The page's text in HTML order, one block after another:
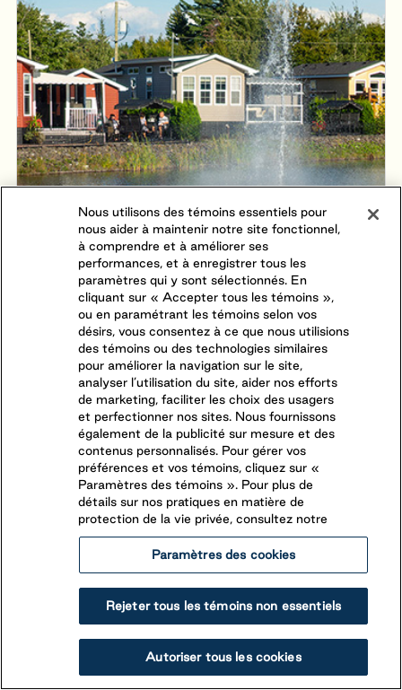
Domaine de la Chute
Sainte-Apollinaire,Québec
(418) 831-1311
Vous aimez passer vos étés sur l’eau? Venez nous voir
au Camping Domaine de la Chute, une destination
vacances située à seulement 30 minutes de la
magnifique ville historique de Québec. Domaine de la
Chute est reconnu pour son lac et son programme
d'activités. Le camping au cadre exquis garantit à ses
campeurs une gamme de divertissements.
Voir le camping
Réservez votre séjour
Nous utilisons des témoins essentiels pour
nous aider à maintenir notre site fonctionnel,
à comprendre et à améliorer ses
performances, et à enregistrer tous les
paramètres qui y sont sélectionnés. En
cliquant sur « Accepter tous les témoins »,
ou en paramétrant les témoins selon vos
désirs, vous consentez à ce que nous utilisions
des témoins ou des technologies similaires
pour améliorer la navigation sur le site,
analyser l’utilisation du site, aider nos efforts
de marketing, faciliter les choix des usagers
et perfectionner nos sites. Nous fournissons
également de la publicité sur mesure et des
contenus personnalisés. Pour gérer vos
préférences et vos témoins, cliquez sur «
Paramètres des témoins ». Pour plus de
détails sur nos pratiques en matière de
protection de la vie privée, consultez notre
Paramètres des cookies
Rejeter tous les témoins non essentiels
Autoriser tous les cookies